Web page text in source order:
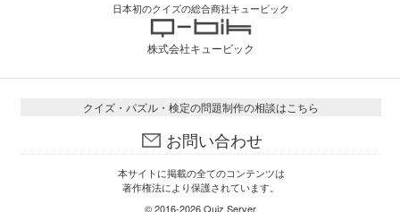
日本初のクイズの総合商社キュービック
株式会社キュービック
クイズ・パズル・検定の問題制作の相談はこちら
お問い合わせ
本サイトに掲載の全てのコンテンツは
著作権法により保護されています。
© 2016-2026Quiz Server.